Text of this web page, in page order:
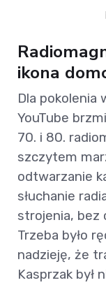
ikona
Dla pokolenia
YouTube
70. i 80.
szczytem
odtwarzanie
słuchanie
strojenia, bez
Trzeba było
nadzieję, że
Kasprzak był